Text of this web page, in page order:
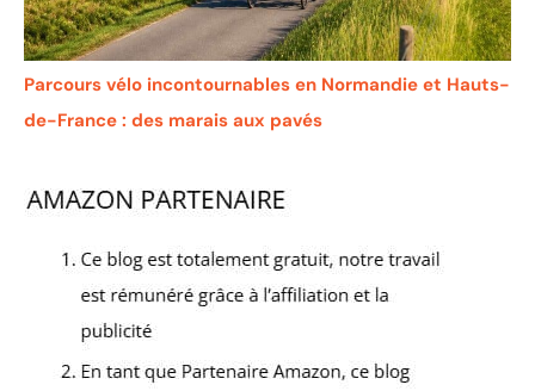
Parcours vélo incontournables en Normandie et Hauts-
de-France : des marais aux pavés